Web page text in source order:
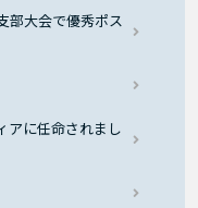
部大会で優秀ポス
アに任命されまし